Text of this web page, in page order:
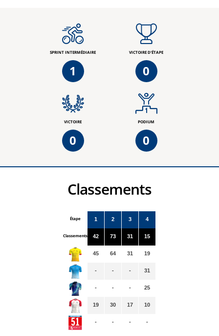
SPRINT INTERMÉDIAIRE
1
VICTOIRE D'ÉTAPE
0
VICTOIRE
0
PODIUM
0
Classements
Étape
Classements
1
42
45
-
-
19
-
2
73
64
-
-
30
-
3
31
31
-
-
17
-
4
15
19
31
25
10
-